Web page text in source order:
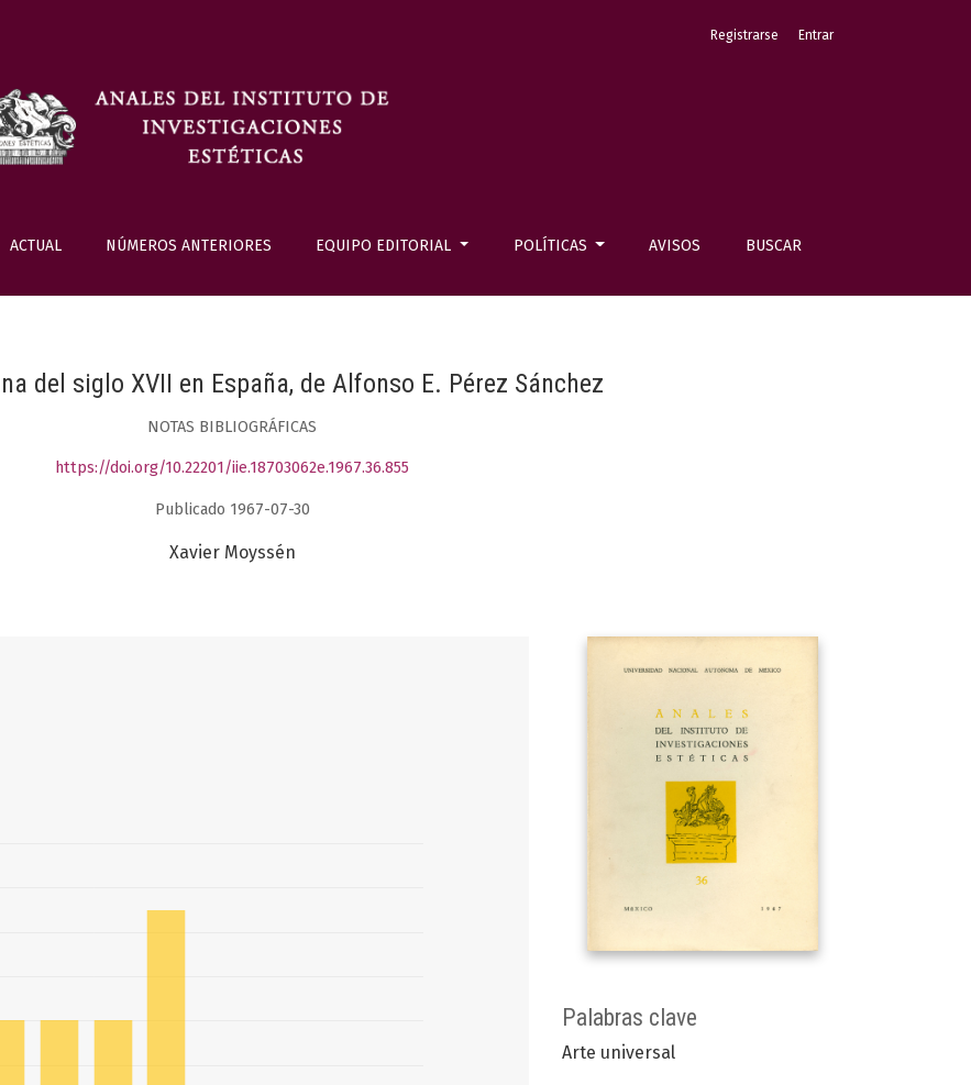
ACTUAL NÚMEROS ANTERIORES EQUIPO EDITORIAL POLÍTICAS AVISOS BUSCAR
Registrarse Entrar
del siglo XVII en España, de Alfonso E. Pérez Sánchez
NOTAS BIBLIOGRÁFICAS
https://doi.org/10.22201/iie.18703062e.1967.36.855
Publicado 1967-07-30
Xavier Moyssén
Palabras clave
Arte universal